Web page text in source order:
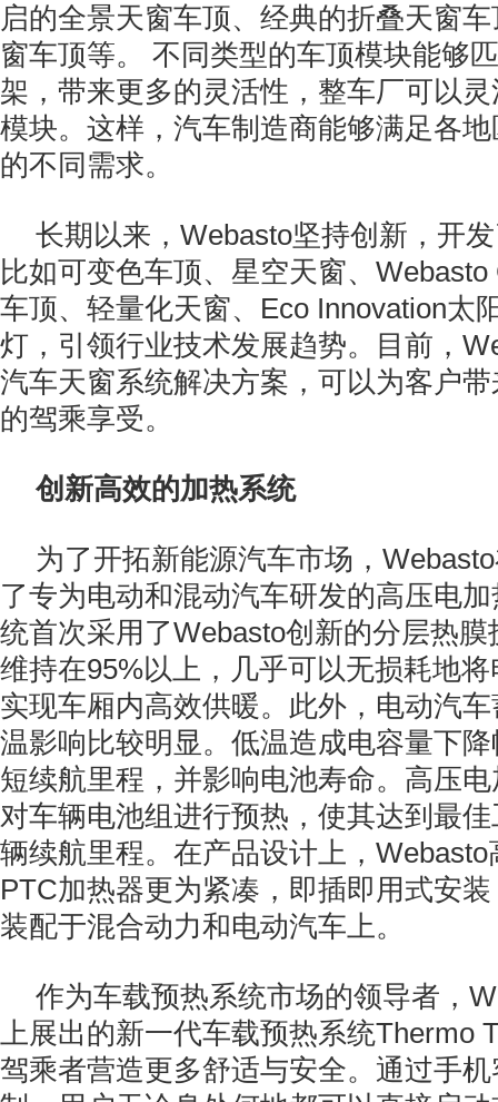
启的全景天窗车顶、经典的折叠天窗
窗车顶等。 不同类型的车顶模块能够
架，带来更多的灵活性，整车厂可以
模块。这样，汽车制造商能够满足各
的不同需求。
长期以来，Webasto坚持创新，开
比如可变色车顶、星空天窗、Webasto
车顶、轻量化天窗、Eco Innovation太
灯，引领行业技术发展趋势。目前，
汽车天窗系统解决方案，可以为客户
的驾乘享受。
创新高效的加热系统
为了开拓新能源汽车市场，
了专为电动和混动汽车研发的高压电
统首次采用了Webasto创新的分层热
维持在95%以上，几乎可以无损耗地
实现车厢内高效供暖。此外，电动汽
温影响比较明显。低温造成电容量下
短续航里程，并影响电池寿命。高压
对车辆电池组进行预热，使其达到最
辆续航里程。在产品设计上，
PTC加热器更为紧凑，即插即用式安
装配于混合动力和电动汽车上。
作为车载预热系统市场的领导者，
上展出的新一代车载预热系统Thermo
驾乘者营造更多舒适与安全。通过手